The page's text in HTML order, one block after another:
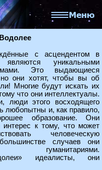
с асцендентом в
являются уникальными
Это выдающиеся
но они хотят, чтобы вы об
Многие будут искать их
что они интеллектуалы.
люди этого восходящего
любопытны и, как правило,
образование. Они
интерес к тому, что может
человеческую
случаев они
гуманитариями.
идеалисты, они